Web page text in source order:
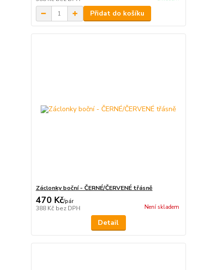
Přidat do košíku
Záclonky boční - ČERNÉ/ČERVENÉ třásně
470 Kč/pár
388 Kč bez DPH Není skladem
Detail